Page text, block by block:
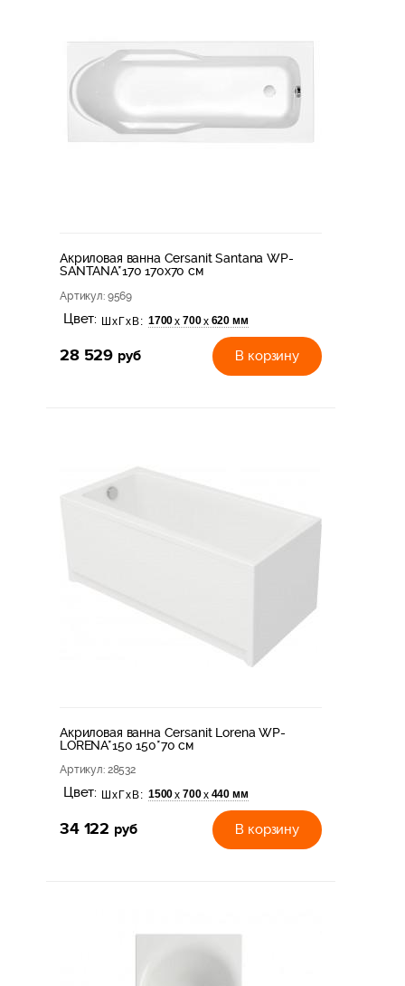
Акриловая ванна Cersanit Santana WP-
SANTANA*170 170x70 см
Артикул: 9569
Цвет: ШхГхВ: 1700х 700х 620 мм
28 529 руб В корзину
Акриловая ванна Cersanit Lorena WP-
LORENA*150 150*70 см
Артикул: 28532
Цвет: ШхГхВ: 1500х 700х 440 мм
34 122 руб В корзину